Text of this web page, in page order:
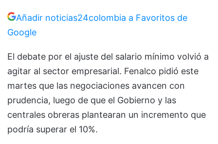
Añadir noticias24colombia a Favoritos de
Google
El debate por el ajuste del salario mínimo volvió a
agitar al sector empresarial. Fenalco pidió este
martes que las negociaciones avancen con
prudencia, luego de que el Gobierno y las
centrales obreras plantearan un incremento que
podría superar el 10%.